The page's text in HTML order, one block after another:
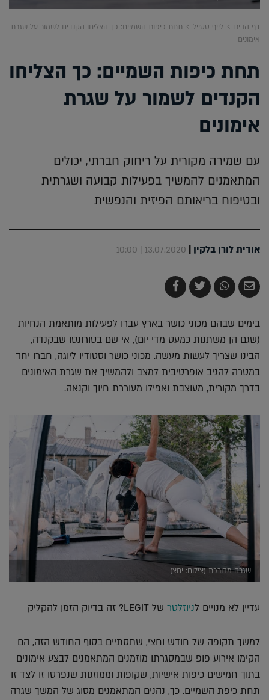
דף הבית לייף סטייל
תחת כיפות השמיים: כך הצליחו הקנדים לשמור על שגרת
אימונים
תחת כיפות השמיים: כך הצליחו
הקנדים לשמור על שגרת
אימונים
עם שמירה מקורית על ריחוק חברתי, יכולים
המתאמנים להמשיך בפעילות קבועה ושגרתית
ובטיפוח בריאותם הפיזית והנפשית
אודית לורן בלקין |
13.07.2020 | 10:00
שלח
בדואר
שתף
ב-
צייץ
ב-
שתף
ב-
בימים שבהם מכוני כושר בארץ עברו לפעילות מותאמת הנחיות
(שגם הן משתנות כמעט מדי יום), אי שם בטורונטו שבקנדה,
הבינו שצריך לעשות מעשה. מכוני כושר וסטודיו ליוגה, חברו יחד
במטרה להגיב אופרטיבית למצב ולהמשיך את שגרת האימונים
בדרך מקורית, מעוצבת ואפילו מעוררת חיוך וקנאה.
שגרה מבורכת (צילום: יחצ)
עדיין לא מנויים לניוזלטר של LEGIT? זה בדיוק הזמן להקליק
למשך תקופה של חודש וחצי, שתסתיים בסוף החודש הזה, הם
הקימו אירוע פופ שבמסגרתו מוזמנים המתאמנים לבצע אימונים
בתוך חמישים כיפות אישיות, שקופות וממוזגות שנפרסו זו לצד זו
תחת כיפת השמיים. כך, נהנים המתאמנים מסוג של המשך שגרה